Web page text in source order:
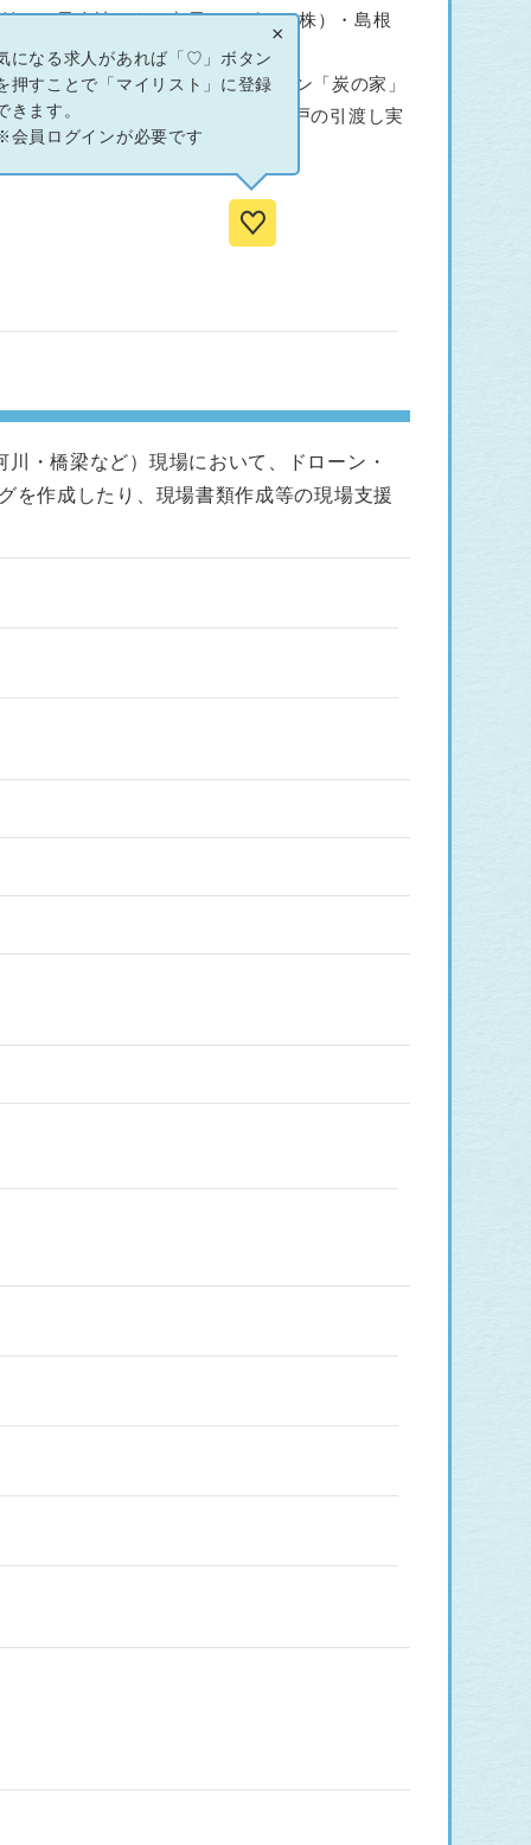
、子会社である出雲カーボン（株）・島根
」のパイオニアとなりました。
携により開発した賃貸マンション「炭の家」
市内においてこの20年で49棟833戸の引渡し実
×
になる求人があれば「♡」ボタン
押すことで「マイリスト」に登録
きます。
会員ログインが必要です
・橋梁など）現場において、ドローン・
を作成したり、現場書類作成等の現場支援